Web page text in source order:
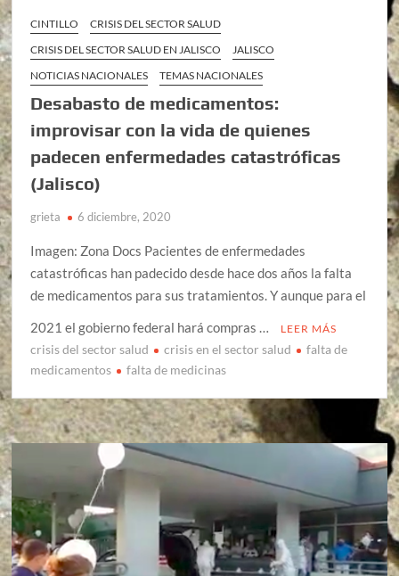
CINTILLO
CRISIS DEL SECTOR SALUD
CRISIS DEL SECTOR SALUD EN JALISCO
JALISCO
NOTICIAS NACIONALES
TEMAS NACIONALES
Desabasto de medicamentos:
improvisar con la vida de quienes
padecen enfermedades catastróficas
(Jalisco)
grieta 6 diciembre, 2020
Imagen: Zona Docs Pacientes de enfermedades
catastróficas han padecido desde hace dos años la falta
de medicamentos para sus tratamientos. Y aunque para el
2021 el gobierno federal hará compras …
LEER MÁS
crisis del sector salud crisis en el sector salud
falta de
medicamentos
falta de medicinas